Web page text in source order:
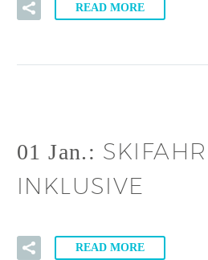
READ MORE
01 Jan.:
INKLUSIVE
READ MORE